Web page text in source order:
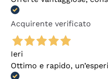
Acquirente verificato
Ieri
Ottimo e rapido,